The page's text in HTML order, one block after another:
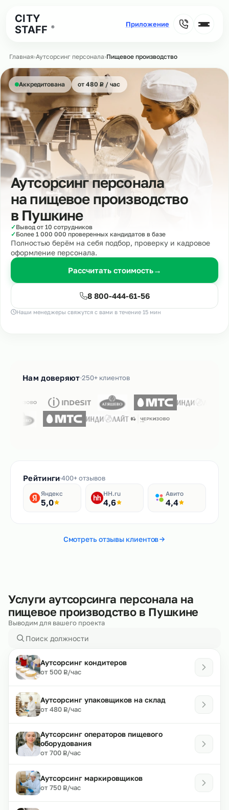
CITY
STAFF
®
Главная›Аутсорсинг персонала›Пищевое производство
Аккредитована от 480 ₽
Р/ час
Аутсорсинг персонала
на пищевое производство
в Пушкине
✓Вывод от 10 сотрудников
✓Более 1 000 000 проверенных кандидатов в базе
Полностью берём на себя подбор, проверку и кадровое
оформление персонала.
Рассчитать стоимость→
8 800-444-61-56
Наши менеджеры свяжутся с вами в течение 15 мин
Нам доверяют 250+ клиентов
Рейтинги400+ отзывов
Яндекс
5,0
HH.ru
4,6
Авито
4,4
Смотреть отзывы клиентов
Услуги аутсорсинга персонала на
пищевое производство в Пушкине
Выводим для вашего проекта
Аутсорсинг кондитеров
от 500 ₽
Р/час
Аутсорсинг упаковщиков на склад
от 480 ₽
Р/час
Аутсорсинг операторов пищевого
оборудования
от 700 ₽
Р/час
Аутсорсинг маркировщиков
от 750 ₽
Р/час